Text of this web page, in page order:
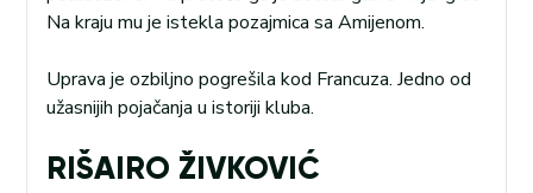
Na kraju mu je istekla pozajmica sa Amijenom.
Uprava je ozbiljno pogrešila kod Francuza. Jedno od
užasnijih pojačanja u istoriji kluba.
RIŠAIRO ŽIVKOVIĆ